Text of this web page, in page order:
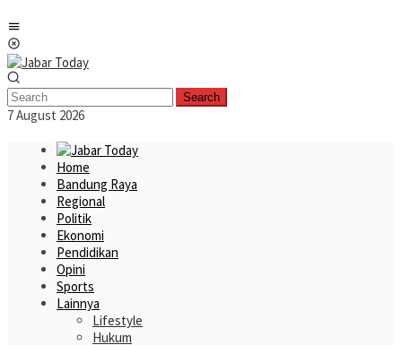
to
content
Search
7 August 2026
Home
Bandung Raya
Regional
Politik
Ekonomi
Pendidikan
Opini
Sports
Lainnya
Lifestyle
Hukum